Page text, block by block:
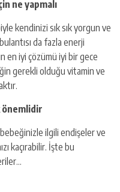
ne yapmalı
kendinizi sık sık yorgun ve
da fazla enerji
en iyi çözümü iyi bir gece
gerekli olduğu vitamin ve
önemlidir
ilgili endişeler ve
kaçırabilir. İşte bu